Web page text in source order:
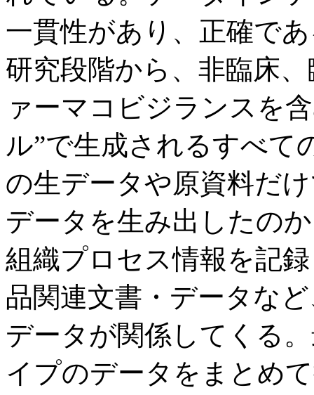
一貫性があり、正確で
研究段階から、非臨床
ァーマコビジランスを
ル”で生成されるすべて
の生データや原資料だ
データを生み出したの
組織プロセス情報を記
品関連文書・データな
データが関係してくる
イプのデータをまとめ